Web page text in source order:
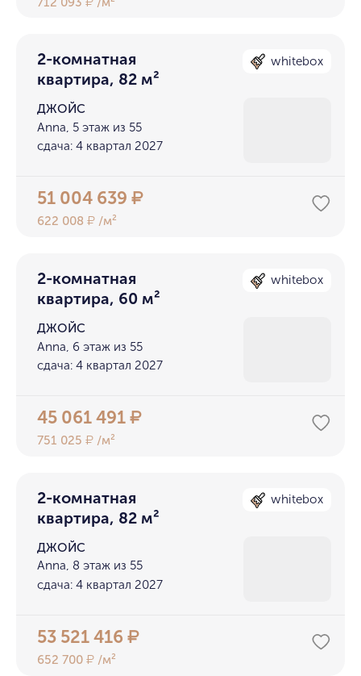
₽
2-комнатная
квартира, 82 м²
whitebox
ДЖОЙС
Anna, 5 этаж из 55
сдача: 4 квартал 2027
51 004 639₽
622 008₽ /м²
2-комнатная
квартира, 60 м²
whitebox
ДЖОЙС
Anna, 6 этаж из 55
сдача: 4 квартал 2027
45 061 491₽
751 025₽ /м²
2-комнатная
квартира, 82 м²
whitebox
ДЖОЙС
Anna, 8 этаж из 55
сдача: 4 квартал 2027
53 521 416₽
652 700₽ /м²